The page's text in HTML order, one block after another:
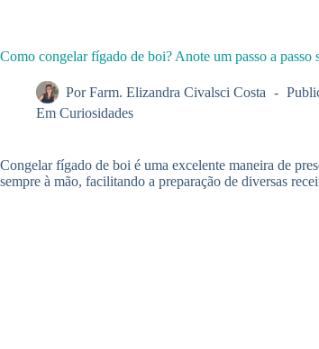
Como congelar fígado de boi? Anote um passo a passo
Por Farm. Elizandra Civalsci Costa
Em Curiosidades
Congelar fígado de boi é uma excelente maneira de
sempre à mão, facilitando a preparação de diversas